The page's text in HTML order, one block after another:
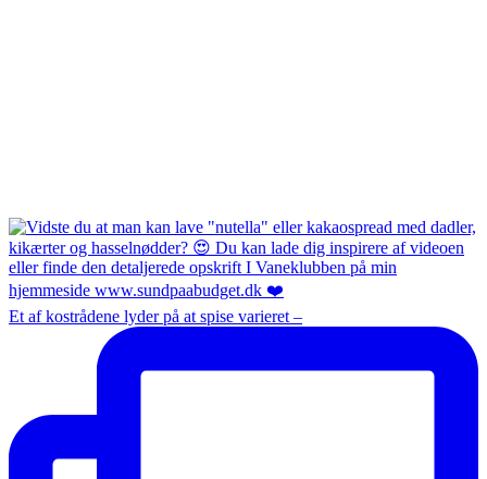
Et af kostrådene lyder på at spise varieret –